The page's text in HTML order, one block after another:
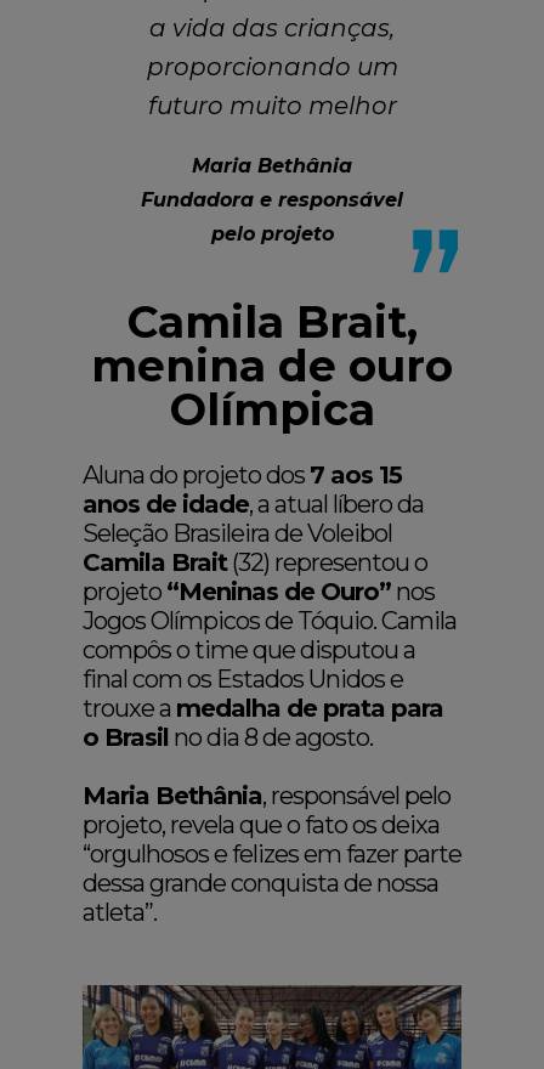
a vida das crianças,
proporcionando um
futuro muito melhor
Maria Bethânia
Fundadora e responsável
pelo projeto
Camila Brait,
menina de ouro
Olímpica
Aluna do projeto dos 7 aos 15
anos de idade, a atual líbero da
Seleção Brasileira de Voleibol
Camila Brait(32) representou o
projeto “Meninas de Ouro” nos
Jogos Olímpicos de Tóquio. Camila
compôs o time que disputou a
final com os Estados Unidos e
trouxe a medalha de prata para
o Brasil no dia 8 de agosto.
Maria Bethânia, responsável pelo
projeto, revela que o fato os deixa
“orgulhosos e felizes em fazer parte
dessa grande conquista de nossa
atleta”.